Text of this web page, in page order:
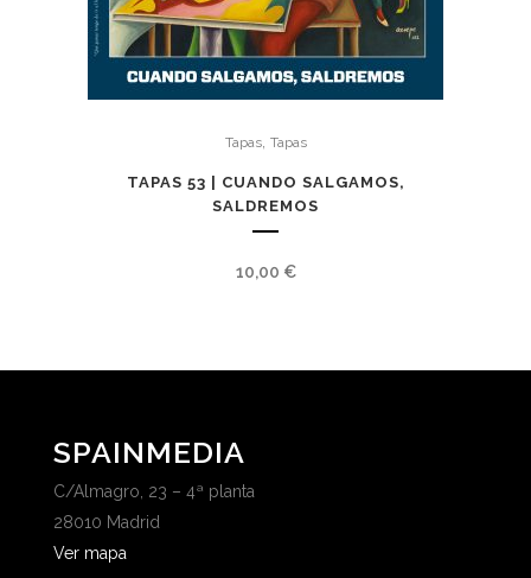
Tapas, Tapas
TAPAS 53 | CUANDO SALGAMOS,
SALDREMOS
10,00 €
SPAINMEDIA
C/Almagro, 23 – 4ª planta
28010 Madrid
Ver mapa